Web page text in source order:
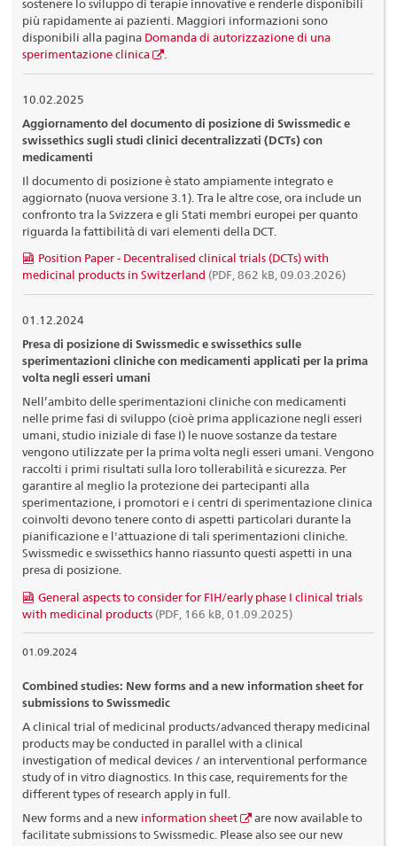
sostenere lo sviluppo di terapie innovative e renderle disponibili
più rapidamente ai pazienti. Maggiori informazioni sono
disponibili alla pagina Domanda di autorizzazione di una
sperimentazione clinica
.
10.02.2025
Aggiornamento del documento di posizione di Swissmedic e
swissethics sugli studi clinici decentralizzati (DCTs) con
medicamenti
Il documento di posizione è stato ampiamente integrato e
aggiornato (nuova versione 3.1). Tra le altre cose, ora include un
confronto tra la Svizzera e gli Stati membri europei per quanto
riguarda la fattibilità di vari elementi della DCT.
Position Paper - Decentralised clinical trials (DCTs) with
medicinal products in Switzerland (PDF, 862 kB, 09.03.2026)
01.12.2024
Presa di posizione di Swissmedic e swissethics sulle
sperimentazioni cliniche con medicamenti applicati per la prima
volta negli esseri umani
Nell’ambito delle sperimentazioni cliniche con medicamenti
nelle prime fasi di sviluppo (cioè prima applicazione negli esseri
umani, studio iniziale di fase I) le nuove sostanze da testare
vengono utilizzate per la prima volta negli esseri umani. Vengono
raccolti i primi risultati sulla loro tollerabilità e sicurezza. Per
garantire al meglio la protezione dei partecipanti alla
sperimentazione, i promotori e i centri di sperimentazione clinica
coinvolti devono tenere conto di aspetti particolari durante la
pianificazione e l'attuazione di tali sperimentazioni cliniche.
Swissmedic e swissethics hanno riassunto questi aspetti in una
presa di posizione.
General aspects to consider for FIH/early phase I clinical trials
with medicinal products (PDF, 166 kB, 01.09.2025)
01.09.2024
Combined studies: New forms and a new information sheet for
submissions to Swissmedic
A clinical trial of medicinal products/advanced therapy medicinal
products may be conducted in parallel with a clinical
investigation of medical devices / an interventional performance
study of in vitro diagnostics. In this case, requirements for the
different types of research apply in full.
New forms and a new information sheet
are now available to
facilitate submissions to Swissmedic. Please also see our new